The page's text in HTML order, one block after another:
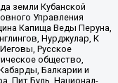
земли Кубанской
Управления
Капища Веды Перуна,
Нурджулар, К
Русское
общество,
Балкарии и
Пит Буль, Национал-